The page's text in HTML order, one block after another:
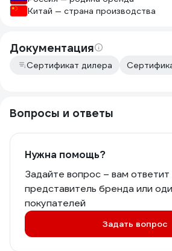
Китай — страна производства
Документация
Сертификат дилера
Вопросы и ответы
Нужна помощь?
Задайте вопрос – вам
представитель бренда или
покупателей
Задать вопрос